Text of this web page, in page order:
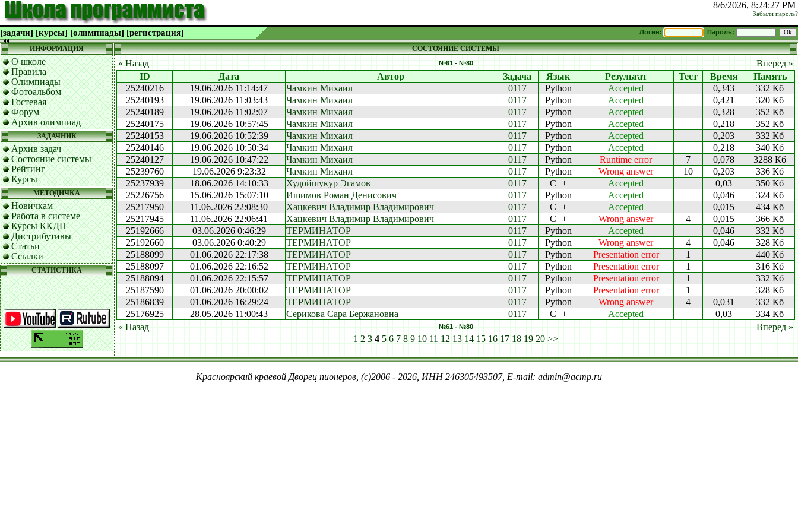
8/6/2026, 8:24:27 PM
Забыли пароль?
[задачи] [курсы] [олимпиады] [регистрация] Логин: Пароль:
ИНФОРМАЦИЯ
О школе
Правила
Олимпиады
Фотоальбом
Гостевая
Форум
Архив олимпиад
ЗАДАЧНИК
Архив задач
Состояние системы
Рейтинг
Курсы
МЕТОДИЧКА
Новичкам
Работа в системе
Курсы ККДП
Дистрибутивы
Статьи
Ссылки
СТАТИСТИКА
СОСТОЯНИЕ СИСТЕМЫ
« Назад №61 - №80
Вперед »
ID
Дата Автор Задача Язык Результат Тест Время
Память
25240216
19.06.2026 11:14:47 Чамкин Михаил 0117 Python Accepted 0,343
332 Кб
25240193
19.06.2026 11:03:43 Чамкин Михаил 0117 Python Accepted 0,421
320 Кб
25240189
19.06.2026 11:02:07 Чамкин Михаил 0117 Python Accepted 0,328
352 Кб
25240175
19.06.2026 10:57:45 Чамкин Михаил 0117 Python Accepted 0,218
352 Кб
25240153
19.06.2026 10:52:39 Чамкин Михаил 0117 Python Accepted 0,203
332 Кб
25240146
19.06.2026 10:50:34 Чамкин Михаил 0117 Python Accepted 0,218
340 Кб
25240127
19.06.2026 10:47:22 Чамкин Михаил 0117 Python Runtime error 7 0,078
3288 Кб
25239760
19.06.2026 9:23:32 Чамкин Михаил 0117 Python Wrong answer 10 0,203
336 Кб
25237939
18.06.2026 14:10:33 Худойшукур Эгамов 0117 C++ Accepted 0,03
350 Кб
25226756
15.06.2026 15:07:10 Ишимов Роман Денисович 0117 Python Accepted 0,046
324 Кб
25217950
11.06.2026 22:08:30 Хацкевич Владимир Владимирович 0117 C++ Accepted 0,015
434 Кб
25217945
11.06.2026 22:06:41 Хацкевич Владимир Владимирович 0117 C++ Wrong answer 4 0,015
366 Кб
25192666
03.06.2026 0:46:29 ТЕРМИНАТОР 0117 Python Accepted 0,046
332 Кб
25192660
03.06.2026 0:40:29 ТЕРМИНАТОР 0117 Python Wrong answer 4 0,046
328 Кб
25188099
01.06.2026 22:17:38 ТЕРМИНАТОР 0117 Python Presentation error 1
440 Кб
25188097
01.06.2026 22:16:52 ТЕРМИНАТОР 0117 Python Presentation error 1
316 Кб
25188094
01.06.2026 22:15:57 ТЕРМИНАТОР 0117 Python Presentation error 1
332 Кб
25187590
01.06.2026 20:00:02 ТЕРМИНАТОР 0117 Python Presentation error 1
328 Кб
25186839
01.06.2026 16:29:24 ТЕРМИНАТОР 0117 Python Wrong answer 4 0,031
332 Кб
25176925
28.05.2026 11:00:43 Серикова Сара Бержановна 0117 C++ Accepted 0,03
334 Кб
« Назад
№61 - №80
Вперед »
1 2 3 4 5 6 7 8 9 10 11 12 13 14 15 16 17 18 19 20 >>
Красноярский краевой Дворец пионеров, (c)2006 - 2026, ИНН 246305493507, E-mail: admin@acmp.ru